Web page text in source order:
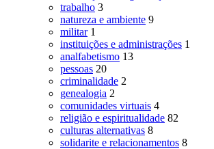
trabalho 3
natureza e ambiente 9
militar 1
instituições e administrações 1
analfabetismo 13
pessoas 20
criminalidade 2
genealogia 2
comunidades virtuais 4
religião e espiritualidade 82
culturas alternativas 8
solidarite e relacionamentos 8